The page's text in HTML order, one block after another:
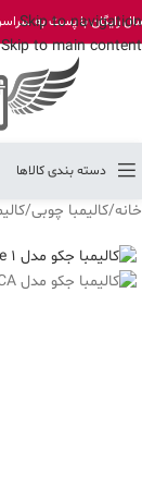
Skip to navigation
Skip to main content
رایگان با پست به
دسته بندی کالاها
خانه/کالیمبا چوبی/